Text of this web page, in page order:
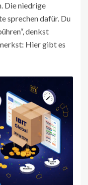
Die niedrige
sprechen dafür. Du
denkst
Hier gibt es